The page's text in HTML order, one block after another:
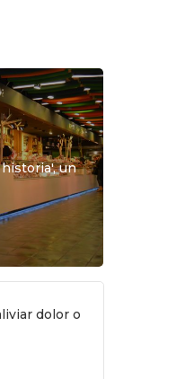
un
dolor o